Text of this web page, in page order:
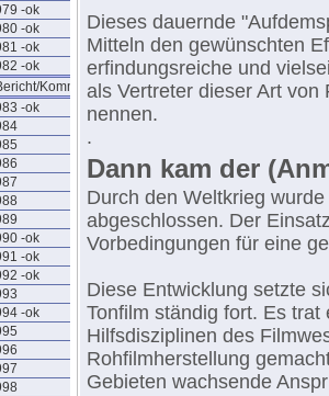
-ok
-ok
-ok
-ok
Kommentar
-ok
-ok
-ok
-ok
-ok
Dieses dauernde
Mitteln den gewünschten
erfindungsreiche und
als Vertreter dieser Art
nennen.
.
Dann kam der
Durch den Weltkrieg
abgeschlossen. Der
Vorbedingungen für eine
Diese Entwicklung setzte
Tonfilm ständig fort. Es
Hilfsdisziplinen des
Rohfilmherstellung
Gebieten wachsende